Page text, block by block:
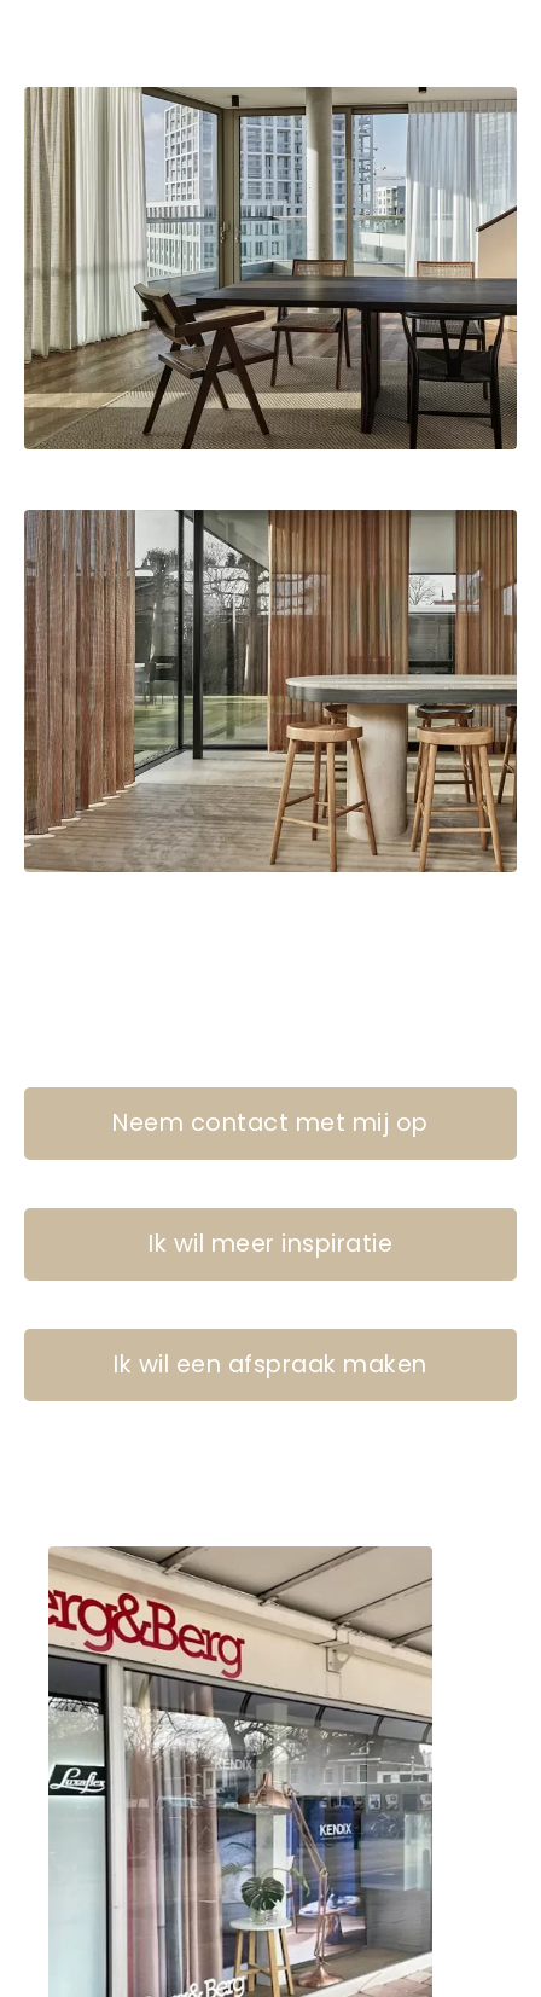
Neem contact met mij op
Ik wil meer inspiratie
Ik wil een afspraak maken